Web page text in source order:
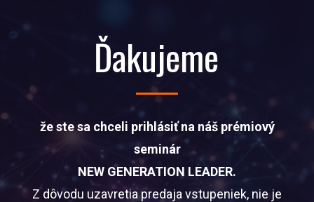
Ďakujeme
že ste sa chceli prihlásiť na náš prémiový
seminár
NEW GENERATION LEADER.
Z dôvodu uzavretia predaja vstupeniek, nie je